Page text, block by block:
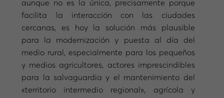
aunque no es la única, precisamente porque
facilita la interacción con las ciudades
cercanas, es hoy la solución más plausible
para la modernización y puesta al día del
medio rural, especialmente para los pequeños
y medios agricultores, actores imprescindibles
para la salvaguardia y el mantenimiento del
«territorio intermedio regional», agrícola y